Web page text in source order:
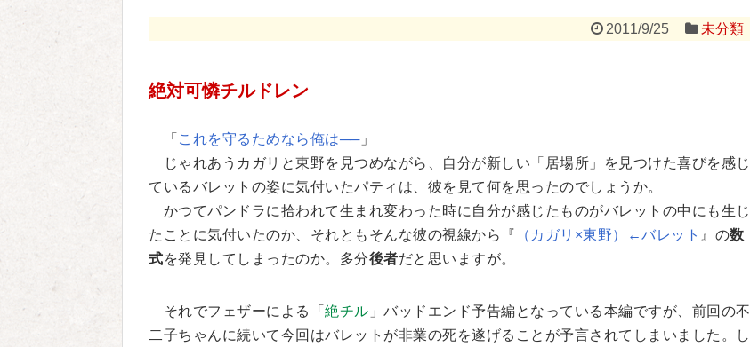
2011/9/25 未分類
絶対可憐チルドレン
「 これを守るためなら俺は──」
じゃれあうカガリと東野を見つめながら、自分が新しい「居場所」を見つけた喜びを感じ
ているバレットの姿に気付いたパティは、彼を見て何を思ったのでしょうか。
かつてパンドラに拾われて生まれ変わった時に自分が感じたものがバレットの中にも生じ
たことに気付いたのか、それともそんな彼の視線から『 （カガリ×東野）←バレット 』の数
式を発見してしまったのか。多分後者だと思いますが。
それでフェザーによる「 絶チル 」バッドエンド予告編となっている本編ですが、前回の不
二子ちゃんに続いて今回はバレットが非業の死を遂げることが予言されてしまいました。し